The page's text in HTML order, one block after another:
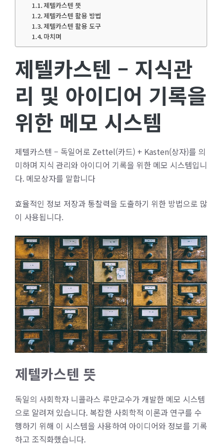
제텔카스텐 뜻
제텔카스텐 활용 방법
제텔카스텐 활용 도구
마치며
제텔카스텐 – 지식관
리 및 아이디어 기록을
위한 메모 시스템
제텔카스텐 – 독일어로 Zettel(카드) + Kasten(상자)를 의
미하며 지식 관리와 아이디어 기록을 위한 메모 시스템입니
다. 메모상자를 말합니다
효율적인 정보 저장과 통찰력을 도출하기 위한 방법으로 많
이 사용됩니다.
제텔카스텐 뜻
독일의 사회학자 니콜라스 루만교수가 개발한 메모 시스템
으로 알려져 있습니다. 복잡한 사회학적 이론과 연구를 수
행하기 위해 이 시스템을 사용하여 아이디어와 정보를 기록
하고 조직화했습니다.